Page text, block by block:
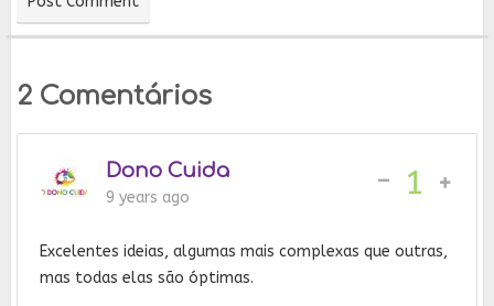
2 Comentários
Dono Cuida
9 years ago - 1
Excelentes ideias, algumas mais complexas que outras,
mas todas elas são óptimas.